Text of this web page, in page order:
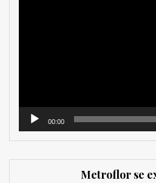
00:00
Metroflor se